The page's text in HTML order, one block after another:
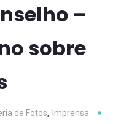
–
sobre
de Fotos,
Imprensa